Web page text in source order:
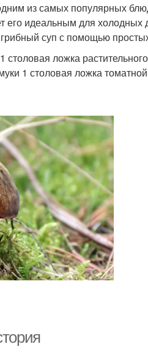
из самых популярных
его идеальным для холодных
суп с помощью
ложка
1 столовая ложка